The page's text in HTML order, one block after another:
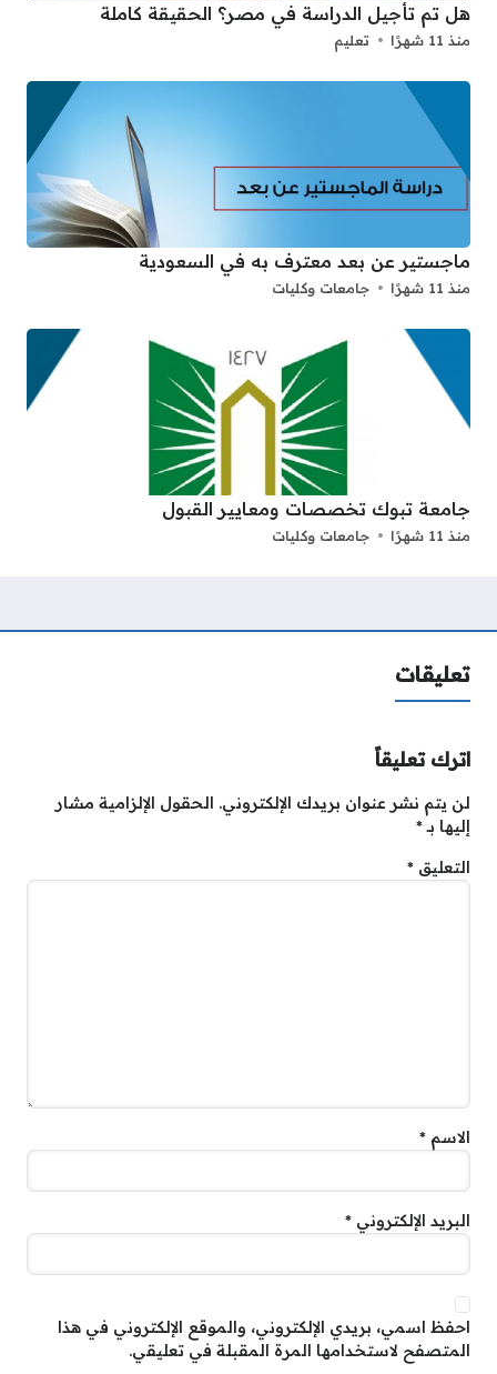
هل تم تأجيل الدراسة في مصر؟ الحقيقة كاملة
منذ 11 شهرًا تعليم
ماجستير عن بعد معترف به في السعودية
منذ 11 شهرًا جامعات وكليات
جامعة تبوك تخصصات ومعايير القبول
منذ 11 شهرًا جامعات وكليات
تعليقات
اترك تعليقاً
لن يتم نشر عنوان بريدك الإلكتروني. الحقول الإلزامية مشار
إليها بـ*
التعليق *
الاسم *
البريد الإلكتروني *
احفظ اسمي، بريدي الإلكتروني، والموقع الإلكتروني في هذا
المتصفح لاستخدامها المرة المقبلة في تعليقي.